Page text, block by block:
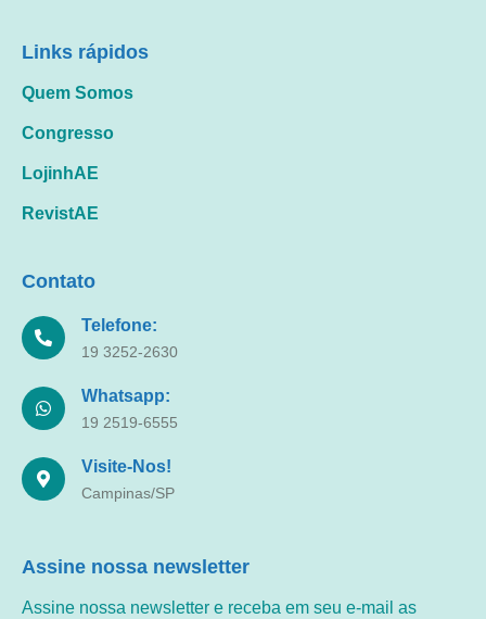
Links rápidos
Quem Somos
Congresso
LojinhAE
RevistAE
Contato
Telefone:
19 3252-2630
Whatsapp:
19 2519-6555
Visite-Nos!
Campinas/SP
Assine nossa newsletter
Assine nossa newsletter e receba em seu e-mail as